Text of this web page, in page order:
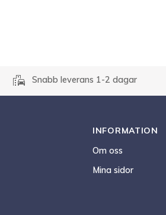
emoji_transportation Snabb leverans 1-2 dagar
INFORMATION
Om oss
Mina sidor